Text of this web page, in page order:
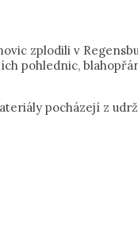
zplodili v
pohlednic,
pocházejí z